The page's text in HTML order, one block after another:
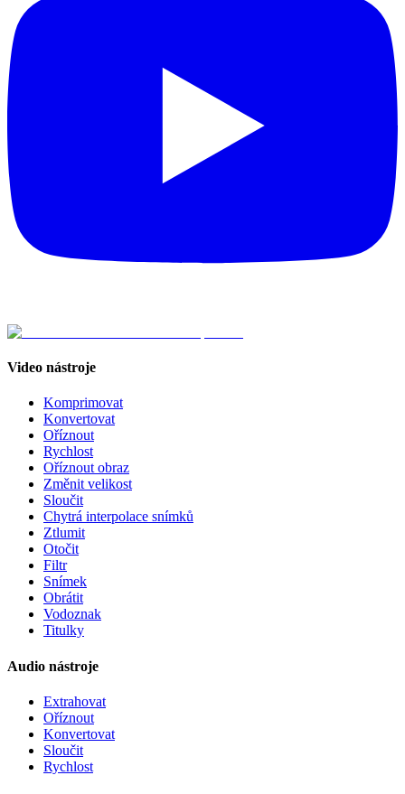
Video nástroje
Komprimovat
Konvertovat
Oříznout
Rychlost
Oříznout obraz
Změnit velikost
Sloučit
Chytrá interpolace snímků
Ztlumit
Otočit
Filtr
Snímek
Obrátit
Vodoznak
Titulky
Audio nástroje
Extrahovat
Oříznout
Konvertovat
Sloučit
Rychlost